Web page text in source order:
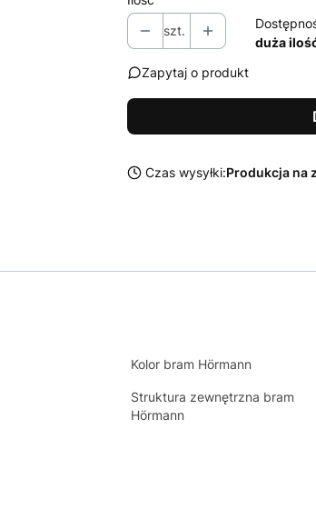
szt.
duża
Zapytaj o produkt
Czas wysyłki:Produkcja na
Kolor bram Hörmann
Struktura zewnętrzna bram
Hörmann